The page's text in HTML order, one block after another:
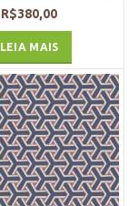
R$380,00
LEIA MAIS